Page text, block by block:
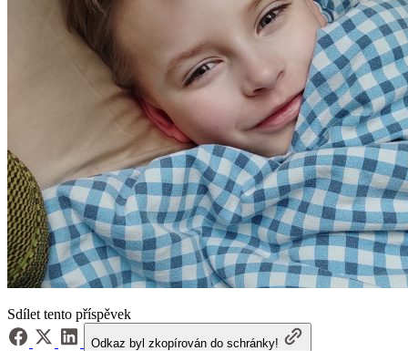
Sdílet tento příspěvek
Odkaz byl zkopírován do schránky!